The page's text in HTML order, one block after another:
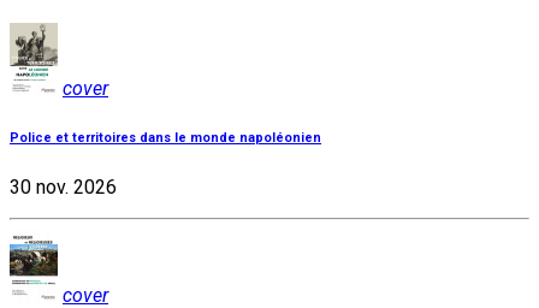
cover
Police et territoires dans le monde napoléonien
30 nov. 2026
cover